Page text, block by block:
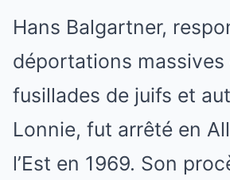
Hans Balgartner,
déportations massives
fusillades de juifs et
Lonnie, fut arrêté en
l’Est en 1969. Son